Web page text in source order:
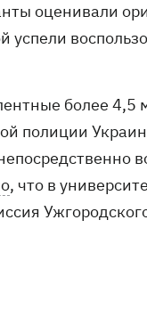
оценивали
более 4,5
полиции
, что в